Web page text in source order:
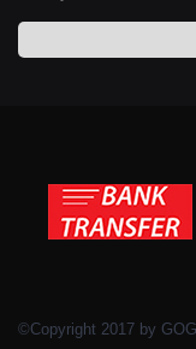
©Copyright 2017 by